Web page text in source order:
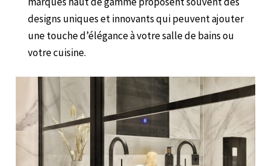
designs uniques et innovants qui peuvent ajouter
une touche d’élégance à votre salle de bains ou
votre cuisine.